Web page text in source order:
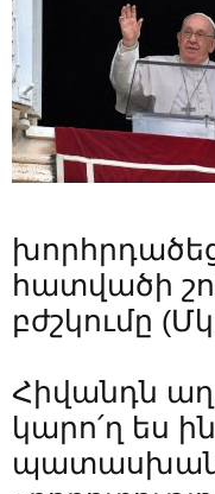
հատվածի
բժշկումը
Հիվանդն
կարո՛ղ ես